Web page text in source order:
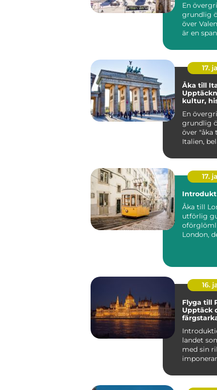
En
grundlig
över Valencia
är en
17.
Åka till
kultur,
En
grundlig
över "åka
Italien,
17.
Åka till
utförlig
London,
16.
Flyga till
Upptäck
landet
med sin